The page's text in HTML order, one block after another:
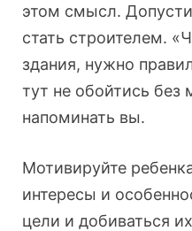
этом смысл.
стать строителем.
здания, нужно
тут не обойтись без
напоминать вы.
Мотивируйте
интересы и
цели и добиваться